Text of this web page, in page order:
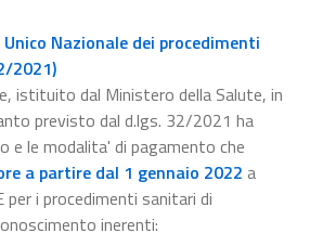
Nazionale dei procedimenti
2021)
istituito dal Ministero della Salute, in
previsto dal d.lgs. 32/2021 ha
le modalita' di pagamento che
a partire dal 1 gennaio 2022 a
per i procedimenti sanitari di
inerenti: